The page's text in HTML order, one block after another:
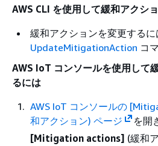
AWS CLI を使用して緩和アクシ
緩和アクションを変更するに
UpdateMitigationAction コ
AWS IoT コンソールを使用して
るには
AWS IoT コンソールの
和アクション) ページ
を開
[Mitigation actions] (緩和